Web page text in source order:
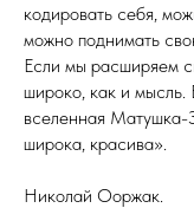
кодировать себя,
можно поднимать
Если мы расширяем
широко, как и мысль.
вселенная Матушка-
широка, красива».
Николай Ооржак.